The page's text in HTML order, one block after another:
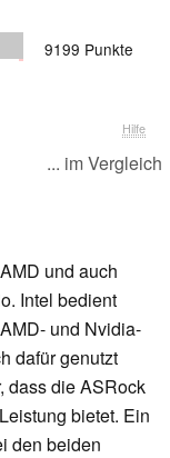
9199 Punkte
Hilfe
... im Vergleich
und auch
Intel bedient
und Nvidia-
dafür genutzt
dass die ASRock
bietet. Ein
den beiden